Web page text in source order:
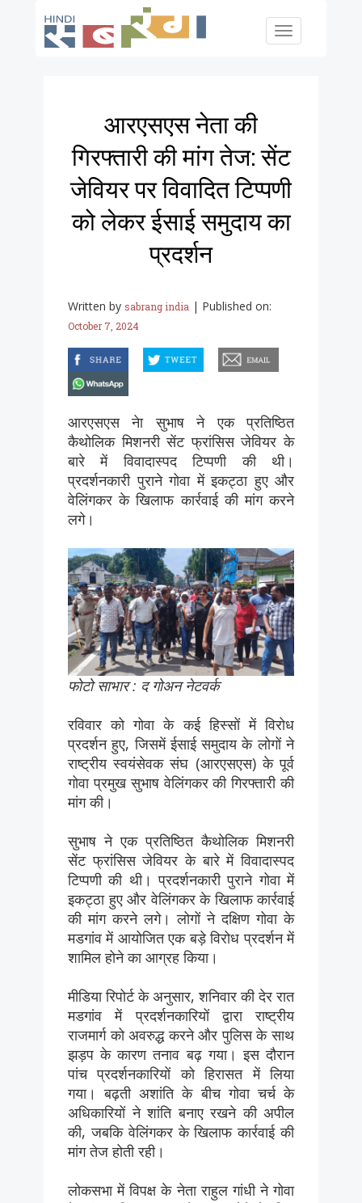
Toggle
आरएसएस नेता की
गिरफ्तारी की मांग तेज: सेंट
जेवियर पर विवादित टिप्पणी
को लेकर ईसाई समुदाय का
प्रदर्शन
Written by sabrang india | Published on:
October 7, 2024
आरएसएस नेा सुभाष ने एक प्रतिष्ठित
कैथोलिक मिशनरी सेंट फ्रांसिस जेवियर के
बारे में विवादास्पद टिप्पणी की थी।
प्रदर्शनकारी पुराने गोवा में इकट्ठा हुए और
वेलिंगकर के खिलाफ कार्रवाई की मांग करने
लगे।
फोटो साभार : द गोअन नेटवर्क
रविवार को गोवा के कई हिस्सों में विरोध
प्रदर्शन हुए, जिसमें ईसाई समुदाय के लोगों ने
राष्ट्रीय स्वयंसेवक संघ (आरएसएस) के पूर्व
गोवा प्रमुख सुभाष वेलिंगकर की गिरफ्तारी की
मांग की।
सुभाष ने एक प्रतिष्ठित कैथोलिक मिशनरी
सेंट फ्रांसिस जेवियर के बारे में विवादास्पद
टिप्पणी की थी। प्रदर्शनकारी पुराने गोवा में
इकट्ठा हुए और वेलिंगकर के खिलाफ कार्रवाई
की मांग करने लगे। लोगों ने दक्षिण गोवा के
मडगांव में आयोजित एक बड़े विरोध प्रदर्शन में
शामिल होने का आग्रह किया।
मीडिया रिपोर्ट के अनुसार, शनिवार की देर रात
मडगांव में प्रदर्शनकारियों द्वारा राष्ट्रीय
राजमार्ग को अवरुद्ध करने और पुलिस के साथ
झड़प के कारण तनाव बढ़ गया। इस दौरान
पांच प्रदर्शनकारियों को हिरासत में लिया
गया। बढ़ती अशांति के बीच गोवा चर्च के
अधिकारियों ने शांति बनाए रखने की अपील
की, जबकि वेलिंगकर के खिलाफ कार्रवाई की
मांग तेज होती रही।
लोकसभा में विपक्ष के नेता राहुल गांधी ने गोवा